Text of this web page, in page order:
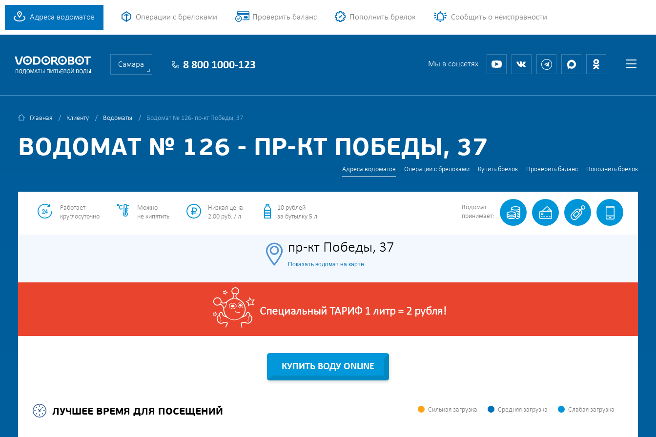
Адреса водоматов Операции с брелоками Проверить баланс Пополнить брелок Сообщить о неисправности
Самара 8 800 1000-123 Мы в соцсетях
Главная Клиенту Водоматы Водомат № 126 - пр-кт Победы, 37
ВОДОМАТ № 126 - ПР-КТ ПОБЕДЫ, 37
Адреса водоматов Операции с брелоками Купить брелок Проверить баланс Пополнить брелок
Работает
круглосуточно
Можно
не кипятить
Низкая цена
2.00 руб. / л
10 рублей
за бутылку 5 л
Водомат
принимает:
пр-кт Победы, 37
Показать водомат на карте
Специальный ТАРИФ 1 литр = 2 рубля!
КУПИТЬ ВОДУ ONLINE
ЛУЧШЕЕ ВРЕМЯ ДЛЯ ПОСЕЩЕНИЙ Сильная загрузка Средняя загрузка Слабая загрузка